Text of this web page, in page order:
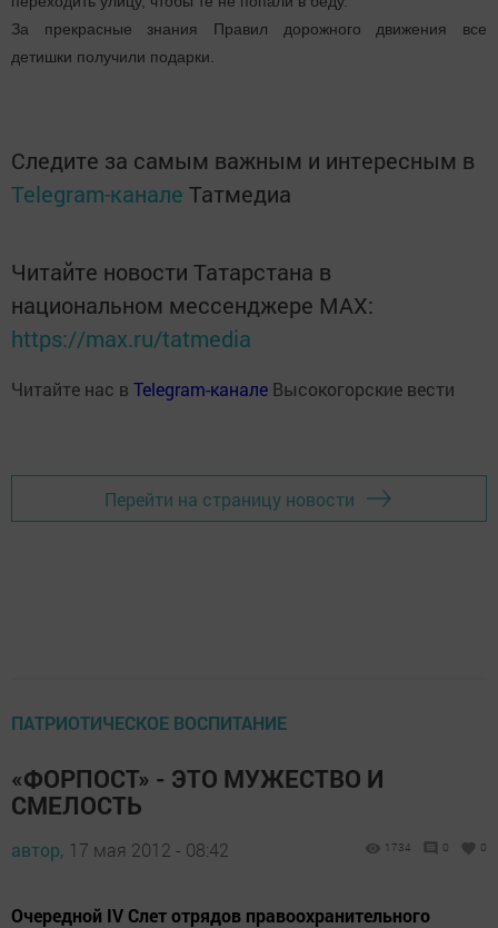
За прекрасные знания Правил дорожного движения все
детишки получили подарки.
Следите за самым важным и интересным в
Telegram-канале Татмедиа
Читайте новости Татарстана в
национальном мессенджере MАХ:
https://max.ru/tatmedia
Читайте нас в Telegram-канале Высокогорские вести
Перейти на страницу новости
ПАТРИОТИЧЕСКОЕ ВОСПИТАНИЕ
«ФОРПОСТ» - ЭТО МУЖЕСТВО И
СМЕЛОСТЬ
автор, 17 мая 2012 - 08:42 1734 0 0
Очередной IV Слет отрядов правоохранительного